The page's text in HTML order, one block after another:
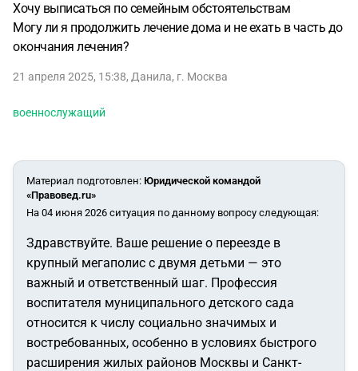
Хочу выписаться по семейным обстоятельствам
Могу ли я продолжить лечение дома и не ехать в часть до
окончания лечения?
21 апреля 2025, 15:38, Данила, г. Москва
военнослужащий
Материал подготовлен: Юридической командой
«Правовед.ru»
На 04 июня 2026 ситуация по данному вопросу следующая:
Здравствуйте. Ваше решение о переезде в
крупный мегаполис с двумя детьми — это
важный и ответственный шаг. Профессия
воспитателя муниципального детского сада
относится к числу социально значимых и
востребованных, особенно в условиях быстрого
расширения жилых районов Москвы и Санкт-